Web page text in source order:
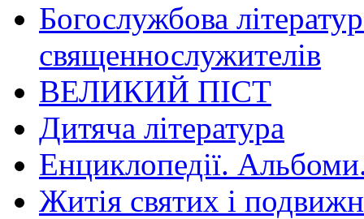
Богослужбова
священнослужителів
ВЕЛИКИЙ ПІСТ
Дитяча література
Енциклопедії.
Житія святих і